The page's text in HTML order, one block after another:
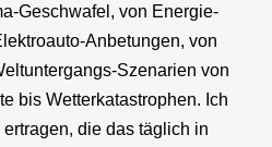
Geschwafel, von Energie-
Anbetungen, von
Szenarien von
bis Wetterkatastrophen. Ich
die das täglich in